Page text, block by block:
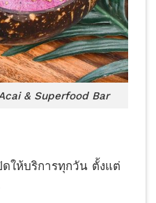
& Superfood Bar
ให้บริการทุกวัน ตั้งแต่